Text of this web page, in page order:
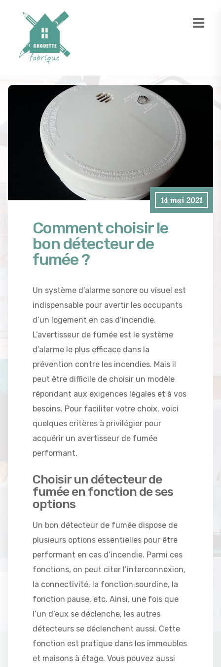
14 mai 2021
Comment choisir le
bon détecteur de
fumée ?
Un système d’alarme sonore ou visuel est
indispensable pour avertir les occupants
d’un logement en cas d’incendie.
L’avertisseur de fumée est le système
d’alarme le plus efficace dans la
prévention contre les incendies. Mais il
peut être difficile de choisir un modèle
répondant aux exigences légales et à vos
besoins. Pour faciliter votre choix, voici
quelques critères à privilégier pour
acquérir un avertisseur de fumée
performant.
Choisir un détecteur de
fumée en fonction de ses
options
Un bon détecteur de fumée dispose de
plusieurs options essentielles pour être
performant en cas d’incendie. Parmi ces
fonctions, on peut citer l’interconnexion,
la connectivité, la fonction sourdine, la
fonction pause, etc. Ainsi, une fois que
l’un d’eux se déclenche, les autres
détecteurs se déclenchent aussi. Cette
fonction est pratique dans les immeubles
et maisons à étage. Vous pouvez aussi